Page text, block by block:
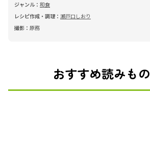
ジャンル： 和食
レシピ作成・調理： 瀬戸口しおり
撮影： 原務
おすすめ読みも